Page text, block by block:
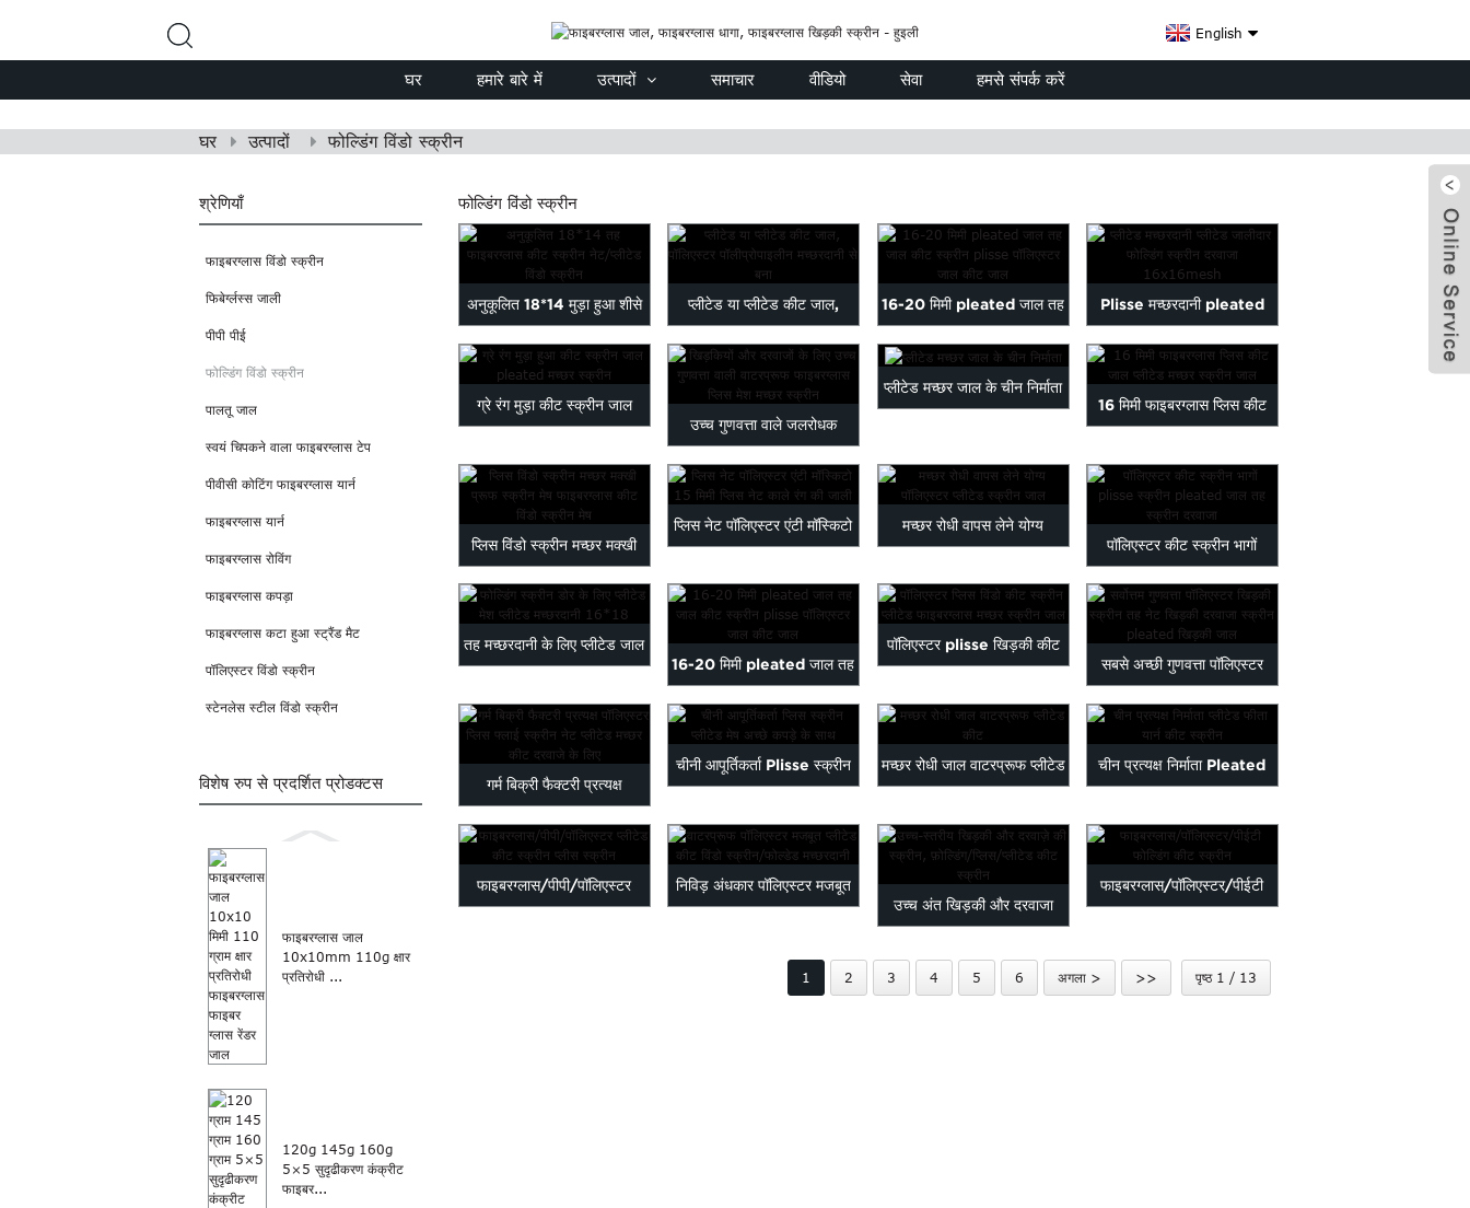
English
घर हमारे बारे में उत्पादों समाचार वीडियो सेवा हमसे संपर्क करें
घर उत्पादों फोल्डिंग विंडो स्क्रीन
श्रेणियाँ
फाइबरग्लास विंडो स्क्रीन
फिबेर्ग्लस्स जाली
पीपी पीई
फोल्डिंग विंडो स्क्रीन
पालतू जाल
स्वयं चिपकने वाला फाइबरग्लास टेप
पीवीसी कोटिंग फाइबरग्लास यार्न
फाइबरग्लास यार्न
फाइबरग्लास रोविंग
फाइबरग्लास कपड़ा
फाइबरग्लास कटा हुआ स्ट्रैंड मैट
पॉलिएस्टर विंडो स्क्रीन
स्टेनलेस स्टील विंडो स्क्रीन
विशेष रुप से प्रदर्शित प्रोडक्टस
फाइबरग्लास जाल
10x10mm 110g क्षार
प्रतिरोधी ...
120g 145g 160g
5×5 सुदृढीकरण कंक्रीट
फाइबर...
फोल्डिंग विंडो स्क्रीन
अनुकूलित 18*14 मुड़ा हुआ शीसे
रेशा कीट स्क्रीन...
प्लीटेड या प्लीटेड कीट जाल,
पॉलिएस्टर से बना...
16-20 मिमी pleated जाल तह
नेट कीट स्क्रीन...
Plisse मच्छरदानी pleated
जाल तह स्क्रीन...
ग्रे रंग मुड़ा कीट स्क्रीन जाल
उच्च गुणवत्ता वाले जलरोधक
फाइबरग्लास प्लिस मेष ...
प्लीटेड मच्छर जाल के चीन निर्माता
16 मिमी फाइबरग्लास प्लिस कीट
प्लिस विंडो स्क्रीन मच्छर मक्खी
प्रूफ स्क्रीन ...
प्लिस नेट पॉलिएस्टर एंटी मॉस्किटो मच्छर रोधी वापस लेने योग्य
पॉलिएस्टर कीट स्क्रीन भागों
plisse स्क्रीन ple...
तह मच्छरदानी के लिए प्लीटेड जाल
16-20 मिमी pleated जाल तह
नेट कीट स्क्रीन...
पॉलिएस्टर plisse खिड़की कीट
सबसे अच्छी गुणवत्ता पॉलिएस्टर
खिड़की स्क्रीन तह ...
गर्म बिक्री फैक्टरी प्रत्यक्ष
पॉलिएस्टर Plisse फ्लाई Sc...
चीनी आपूर्तिकर्ता Plisse स्क्रीन मच्छर रोधी जाल वाटरप्रूफ प्लीटेड चीन प्रत्यक्ष निर्माता Pleated
फाइबरग्लास/पीपी/पॉलिएस्टर निविड़ अंधकार पॉलिएस्टर मजबूत
उच्च अंत खिड़की और दरवाजा
फाइबरग्लास/पॉलिएस्टर/पीईटी
1 2 3 4 5 6 अगला > >> पृष्ठ 1 / 13